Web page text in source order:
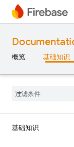
概览 基础知识
基础知识